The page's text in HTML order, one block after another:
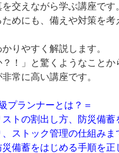
交えながら学ぶ講座です
めにも、備えや対策を考
りやすく解説します。
？！」と驚くようなことか
常に高い講座です。
プランナーとは？＝
トの割出し方、防災備蓄
ストック管理の仕組みま
備蓄をはじめる手順を正